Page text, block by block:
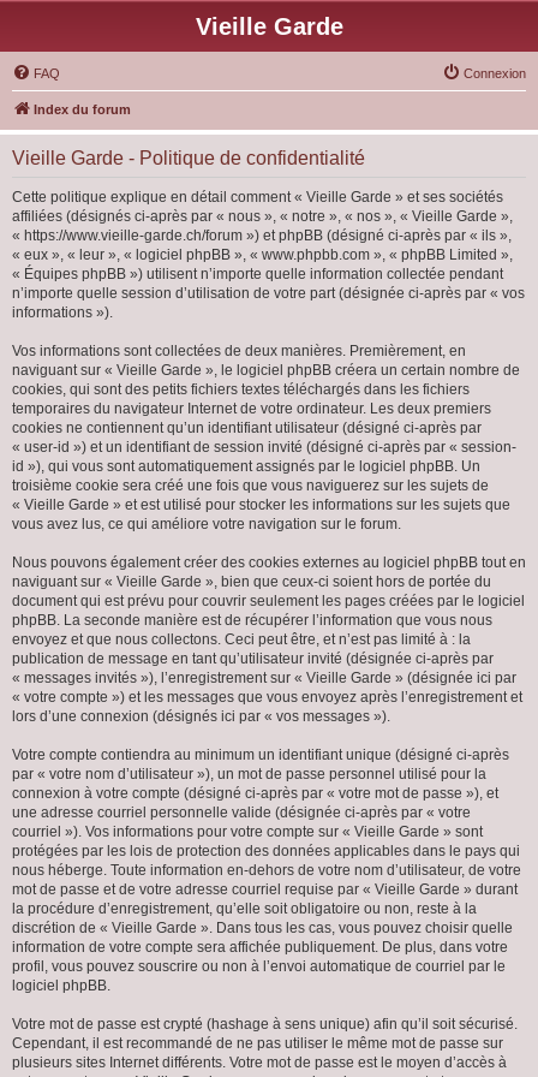
Vieille Garde
FAQ Connexion
Index du forum
Vieille Garde - Politique de confidentialité
Cette politique explique en détail comment « Vieille Garde » et ses sociétés
affiliées (désignés ci-après par « nous », « notre », « nos », « Vieille Garde »,
« https://www.vieille-garde.ch/forum ») et phpBB (désigné ci-après par « ils »,
« eux », « leur », « logiciel phpBB », « www.phpbb.com », « phpBB Limited »,
« Équipes phpBB ») utilisent n’importe quelle information collectée pendant
n’importe quelle session d’utilisation de votre part (désignée ci-après par « vos
informations »).
Vos informations sont collectées de deux manières. Premièrement, en
naviguant sur « Vieille Garde », le logiciel phpBB créera un certain nombre de
cookies, qui sont des petits fichiers textes téléchargés dans les fichiers
temporaires du navigateur Internet de votre ordinateur. Les deux premiers
cookies ne contiennent qu’un identifiant utilisateur (désigné ci-après par
« user-id ») et un identifiant de session invité (désigné ci-après par « session-
id »), qui vous sont automatiquement assignés par le logiciel phpBB. Un
troisième cookie sera créé une fois que vous naviguerez sur les sujets de
« Vieille Garde » et est utilisé pour stocker les informations sur les sujets que
vous avez lus, ce qui améliore votre navigation sur le forum.
Nous pouvons également créer des cookies externes au logiciel phpBB tout en
naviguant sur « Vieille Garde », bien que ceux-ci soient hors de portée du
document qui est prévu pour couvrir seulement les pages créées par le logiciel
phpBB. La seconde manière est de récupérer l’information que vous nous
envoyez et que nous collectons. Ceci peut être, et n’est pas limité à : la
publication de message en tant qu’utilisateur invité (désignée ci-après par
« messages invités »), l’enregistrement sur « Vieille Garde » (désignée ici par
« votre compte ») et les messages que vous envoyez après l’enregistrement et
lors d’une connexion (désignés ici par « vos messages »).
Votre compte contiendra au minimum un identifiant unique (désigné ci-après
par « votre nom d’utilisateur »), un mot de passe personnel utilisé pour la
connexion à votre compte (désigné ci-après par « votre mot de passe »), et
une adresse courriel personnelle valide (désignée ci-après par « votre
courriel »). Vos informations pour votre compte sur « Vieille Garde » sont
protégées par les lois de protection des données applicables dans le pays qui
nous héberge. Toute information en-dehors de votre nom d’utilisateur, de votre
mot de passe et de votre adresse courriel requise par « Vieille Garde » durant
la procédure d’enregistrement, qu’elle soit obligatoire ou non, reste à la
discrétion de « Vieille Garde ». Dans tous les cas, vous pouvez choisir quelle
information de votre compte sera affichée publiquement. De plus, dans votre
profil, vous pouvez souscrire ou non à l’envoi automatique de courriel par le
logiciel phpBB.
Votre mot de passe est crypté (hashage à sens unique) afin qu’il soit sécurisé.
Cependant, il est recommandé de ne pas utiliser le même mot de passe sur
plusieurs sites Internet différents. Votre mot de passe est le moyen d’accès à